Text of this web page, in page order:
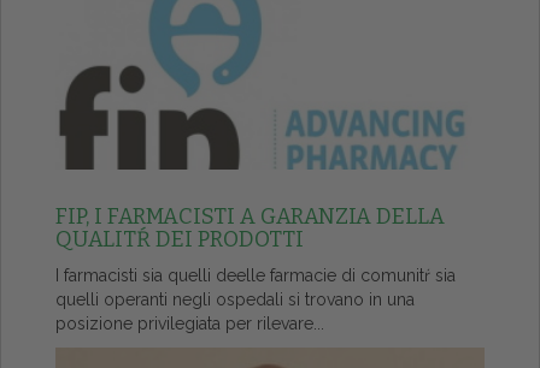
FIP, I FARMACISTI A GARANZIA DELLA
QUALITŔ DEI PRODOTTI
I farmacisti sia quelli deelle farmacie di comunitŕ sia
quelli operanti negli ospedali si trovano in una
posizione privilegiata per rilevare...